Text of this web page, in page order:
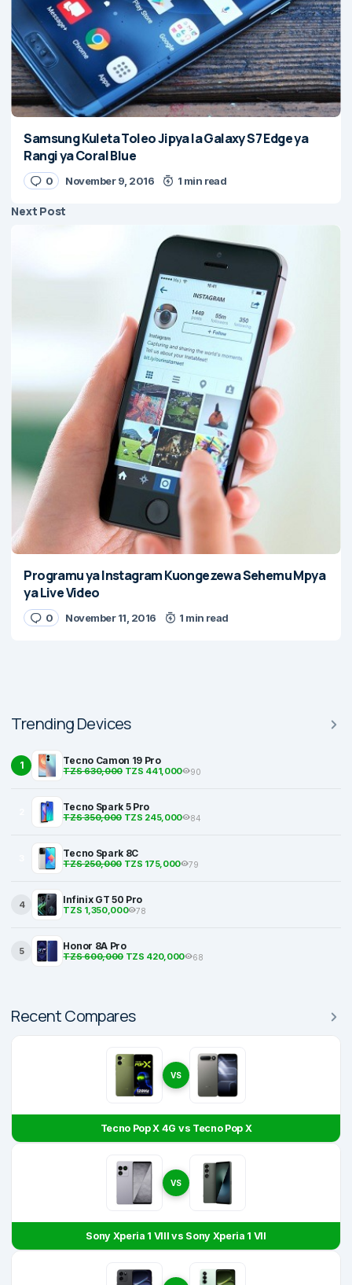
Samsung Kuleta Toleo Jipya la Galaxy S7 Edge ya
Rangi ya Coral Blue
0 November 9, 2016 1 min read
Next Post
Programu ya Instagram Kuongezewa Sehemu Mpya
ya Live Video
0 November 11, 2016 1 min read
Trending Devices
1 Tecno Camon 19 Pro
TZS 630,000TZS 441,000 90
Tecno Spark 5 Pro
TZS 350,000TZS 245,000 84
Tecno Spark 8C
TZS 250,000TZS 175,000 79
4 Infinix GT 50 Pro
TZS 1,350,000 78
5 Honor 8A Pro
TZS 600,000TZS 420,000 68
Recent Compares
VS
Tecno Pop X 4G vs Tecno Pop X
VS
Sony Xperia 1 VIII vs Sony Xperia 1 VII